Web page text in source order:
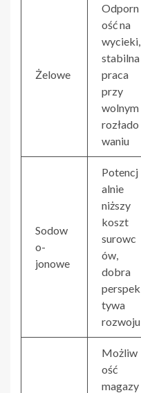
Żelowe
Odporn
ość na
wycieki,
stabilna
praca
przy
wolnym
rozłado
waniu
Sodow
o-
jonowe
Potencj
alnie
niższy
koszt
surowc
ów,
dobra
perspek
tywa
rozwoju
Możliw
ość
magazy